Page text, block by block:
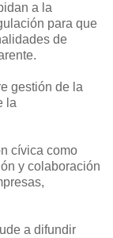
a la
para que
de
gestión de la
la
cívica como
y colaboración
a difundir